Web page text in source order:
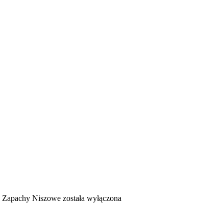
Zapachy Niszowe została wyłączona